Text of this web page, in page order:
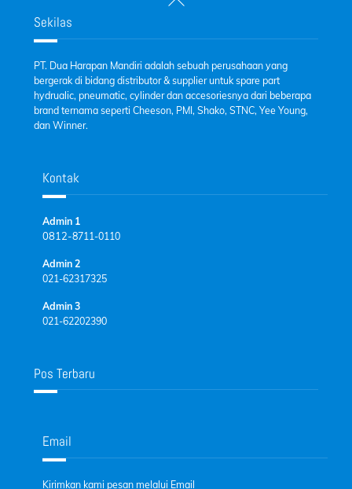
To
Sekilas
PT. Dua Harapan Mandiri adalah sebuah perusahaan yang
bergerak di bidang distributor & supplier untuk spare part
hydrualic, pneumatic, cylinder dan accesoriesnya dari beberapa
brand ternama seperti Cheeson, PMI, Shako, STNC, Yee Young,
dan Winner.
Kontak
Admin 1
0812-8711-0110
Admin 2
021-62317325
Admin 3
021-62202390
Pos Terbaru
Email
Kirimkan kami pesan melalui Email